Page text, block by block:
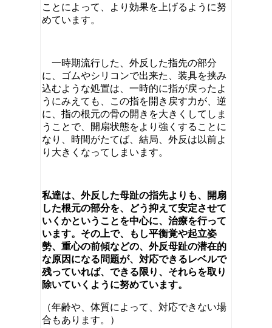
ことによって、より効果を上げるように努
めています。
一時期流行した、外反した指先の部分
に、ゴムやシリコンで出来た、装具を挟み
込むような処置は、一時的に指が戻ったよ
うにみえても、この指を開き戻す力が、逆
に、指の根元の骨の開きを大きくしてしま
うことで、開扇状態をより強くすることに
なり、時間がたてば、結局、外反は以前よ
り大きくなってしまいます。
私達は、外反した母趾の指先よりも、開扇
した根元の部分を、どう抑えて安定させて
いくかということを中心に、治療を行って
います。その上で、もし平衡覚や起立姿
勢、重心の前傾などの、外反母趾の潜在的
な原因になる問題が、対応できるレベルで
残っていれば、できる限り、それらを取り
除いていくように努めています。
（年齢や、体質によって、対応できない場
合もあります。）